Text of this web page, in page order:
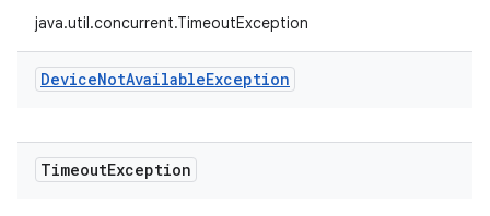
java.util.concurrent.TimeoutException
DeviceNotAvailableException
TimeoutException